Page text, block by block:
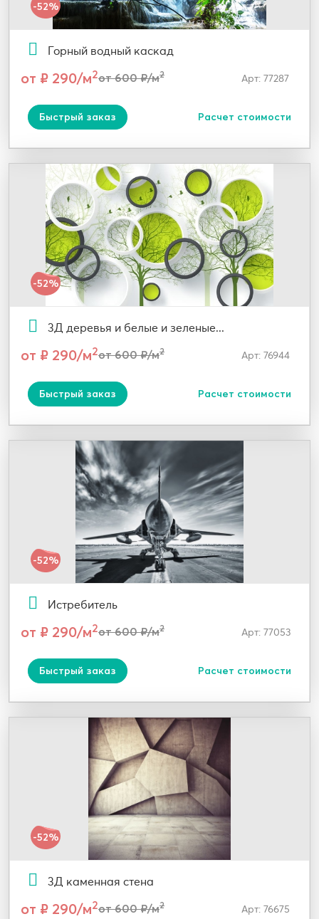
-52%
Горный водный каскад
от ₽ 290/м2от 600 ₽/м2 Арт: 77287
Быстрый заказ Расчет стоимости
-52%
3Д деревья и белые и зеленые...
от ₽ 290/м2от 600 ₽/м2 Арт: 76944
Быстрый заказ Расчет стоимости
-52%
Истребитель
от ₽ 290/м2от 600 ₽/м2 Арт: 77053
Быстрый заказ Расчет стоимости
-52%
3Д каменная стена
от ₽ 290/м2от 600 ₽/м2 Арт: 76675